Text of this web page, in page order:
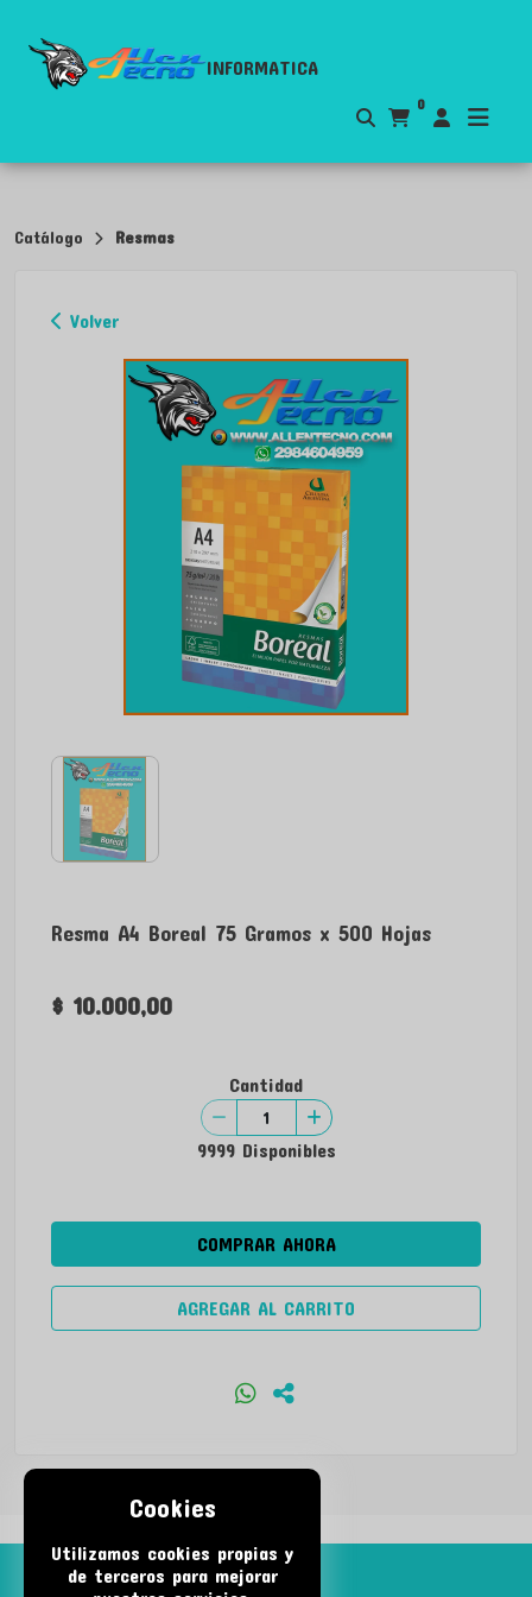
Cookies
Utilizamos cookies propias y
de terceros para mejorar
INFORMATICA
0
Catálogo Resmas
Volver
Resma A4 Boreal 75 Gramos x 500 Hojas
$ 10.000,00
Cantidad
9999 Disponibles
COMPRAR AHORA
AGREGAR AL CARRITO